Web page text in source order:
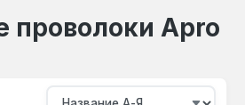
проволоки Apro